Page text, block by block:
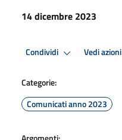
14 dicembre 2023
Condividi Vedi azioni
Categorie:
Comunicati anno 2023